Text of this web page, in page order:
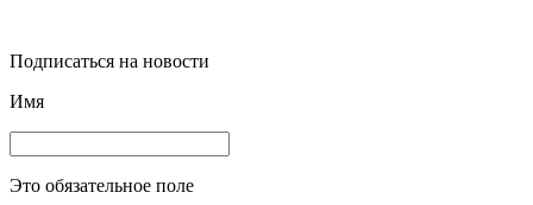
Подписаться на новости
Имя
Это обязательное поле